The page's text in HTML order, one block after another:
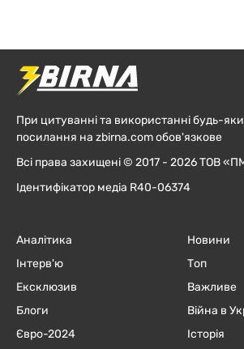
При цитуванні та використанні будь-
посилання на zbirna.com обов'язкове
Всі права захищені © 2017 - 2026 ТОВ
Ідентифікатор медіа R40-06374
Аналітика
Інтерв'ю
Ексклюзив
Блоги
Євро-2024
Новини
Топ
Важливе
Війна в
Історія